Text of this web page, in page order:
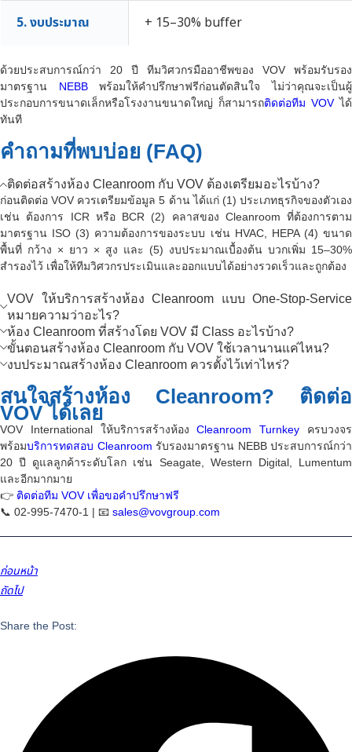
5. งบประมาณ + 15–30% buffer
ด้วยประสบการณ์กว่า 20 ปี ทีมวิศวกรมืออาชีพของ VOV พร้อมรับรอง
มาตรฐาน NEBBพร้อมให้คำปรึกษาฟรีก่อนตัดสินใจ ไม่ว่าคุณจะเป็นผู้
ประกอบการขนาดเล็กหรือโรงงานขนาดใหญ่ ก็สามารถติดต่อทีม VOVได้
ทันที
คำถามที่พบบ่อย (FAQ)
ติดต่อสร้างห้อง Cleanroom กับ VOV ต้องเตรียมอะไรบ้าง?
ก่อนติดต่อ VOV ควรเตรียมข้อมูล 5 ด้าน ได้แก่ (1) ประเภทธุรกิจของตัวเอง
เช่น ต้องการ ICR หรือ BCR (2) คลาสของ Cleanroom ที่ต้องการตาม
มาตรฐาน ISO (3) ความต้องการของระบบ เช่น HVAC, HEPA (4) ขนาด
พื้นที่ กว้าง × ยาว × สูง และ (5) งบประมาณเบื้องต้น บวกเพิ่ม 15–30%
สำรองไว้ เพื่อให้ทีมวิศวกรประเมินและออกแบบได้อย่างรวดเร็วและถูกต้อง
VOV ให้บริการสร้างห้อง Cleanroom แบบ One-Stop-Service
หมายความว่าอะไร?
ห้อง Cleanroom ที่สร้างโดย VOV มี Class อะไรบ้าง?
ขั้นตอนสร้างห้อง Cleanroom กับ VOV ใช้เวลานานแค่ไหน?
งบประมาณสร้างห้อง Cleanroom ควรตั้งไว้เท่าไหร่?
สนใจสร้างห้อง Cleanroom? ติดต่อ
VOV ได้เลย
VOV International ให้บริการสร้างห้องCleanroom Turnkey ครบวงจร
พร้อมบริการทดสอบ Cleanroom รับรองมาตรฐาน NEBB ประสบการณ์กว่า
20 ปี ดูแลลูกค้าระดับโลก เช่น Seagate, Western Digital, Lumentum
และอีกมากมาย
👉 ติดต่อทีม VOV เพื่อขอคำปรึกษาฟรี
📞 02-995-7470-1 | 📧 sales@vovgroup.com
ก่อนหน้า
ถัดไป
Share the Post: